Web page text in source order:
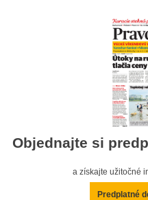
Objednajte si
a získajte užitočné
Predplatné